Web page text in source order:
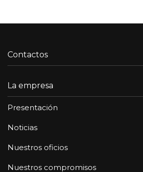
Contactos
La empresa
Presentación
Noticias
Nuestros oficios
Nuestros compromisos